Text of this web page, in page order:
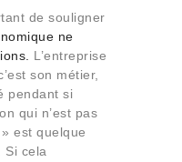
de souligner
ne
L’entreprise
son métier,
pendant si
qui n’est pas
est quelque
Si cela